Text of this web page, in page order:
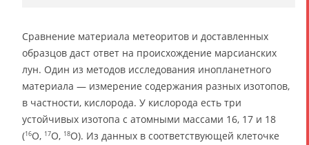
Сравнение материала метеоритов и доставленных
образцов даст ответ на происхождение марсианских
лун. Один из методов исследования инопланетного
материала — измерение содержания разных изотопов,
в частности, кислорода. У кислорода есть три
устойчивых изотопа с атомными массами 16, 17 и 18
(16O, 17O, 18O). Из данных в соответствующей клеточке